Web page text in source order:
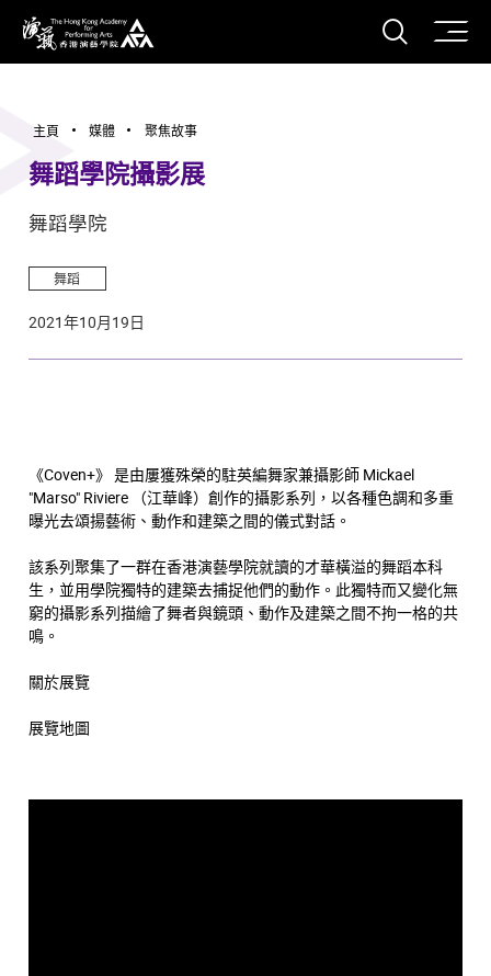
香港演藝學院
打開
主頁 媒體 聚焦故事
舞蹈學院攝影展
舞蹈學院
舞蹈
2021年10月19日
《Coven+》 是由屢獲殊榮的駐英編舞家兼攝影師 Mickael
"Marso" Riviere （江華峰）創作的攝影系列，以各種色調和多重
曝光去頌揚藝術、動作和建築之間的儀式對話。
該系列聚集了一群在香港演藝學院就讀的才華橫溢的舞蹈本科
生，並用學院獨特的建築去捕捉他們的動作。此獨特而又變化無
窮的攝影系列描繪了舞者與鏡頭、動作及建築之間不拘一格的共
鳴。
關於展覽
展覽地圖